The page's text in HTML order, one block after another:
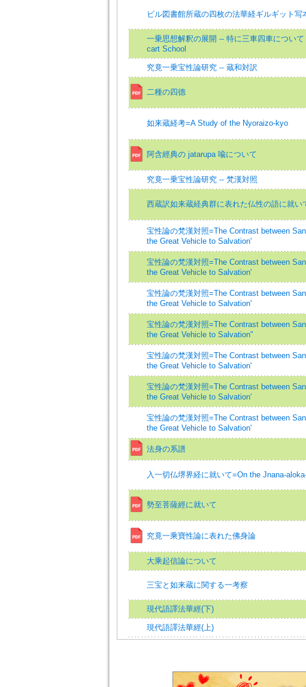
ビル図書館所蔵の四枚の法華経ギルギット写
一乗思想解釈の展開 -- 特に三車四車につい
cart School
究竟一乗宝性論研究 -- 蔵和対訳
二種の四德
如来蔵経考=A Study of the Nyoraizo-kyo
阿含經典の jatarupa 喩について
究竟一乗宝性論研究 -- 梵漢対照
西蔵訳如来蔵経典群に表れた仏性の語に就い
宝性論の梵漢対照=The Contrast between
the Great Vehicle to Salvation'
宝性論の梵漢対照=The Contrast between
the Great Vehicle to Salvation'
宝性論の梵漢対照=The Contrast between
the Great Vehicle to Salvation'
宝性論の梵漢対照=The Contrast between
the Great Vehicle to Salvation"
宝性論の梵漢対照=The Contrast between
the Great Vehicle to Salvation'
宝性論の梵漢対照=The Contrast between
the Great Vehicle to Salvation'
宝性論の梵漢対照=The Contrast between
the Great Vehicle to Salvation'
法身の系譜
入一切仏堺界経に就いて=On the Jnana-
勢至菩薩經に就いて
究竟一乘寶性論に表れた佛身論
大乘起信論について
三宝と如来蔵に関する一考察
現代語譯法華經(下)
現代語譯法華經(上)